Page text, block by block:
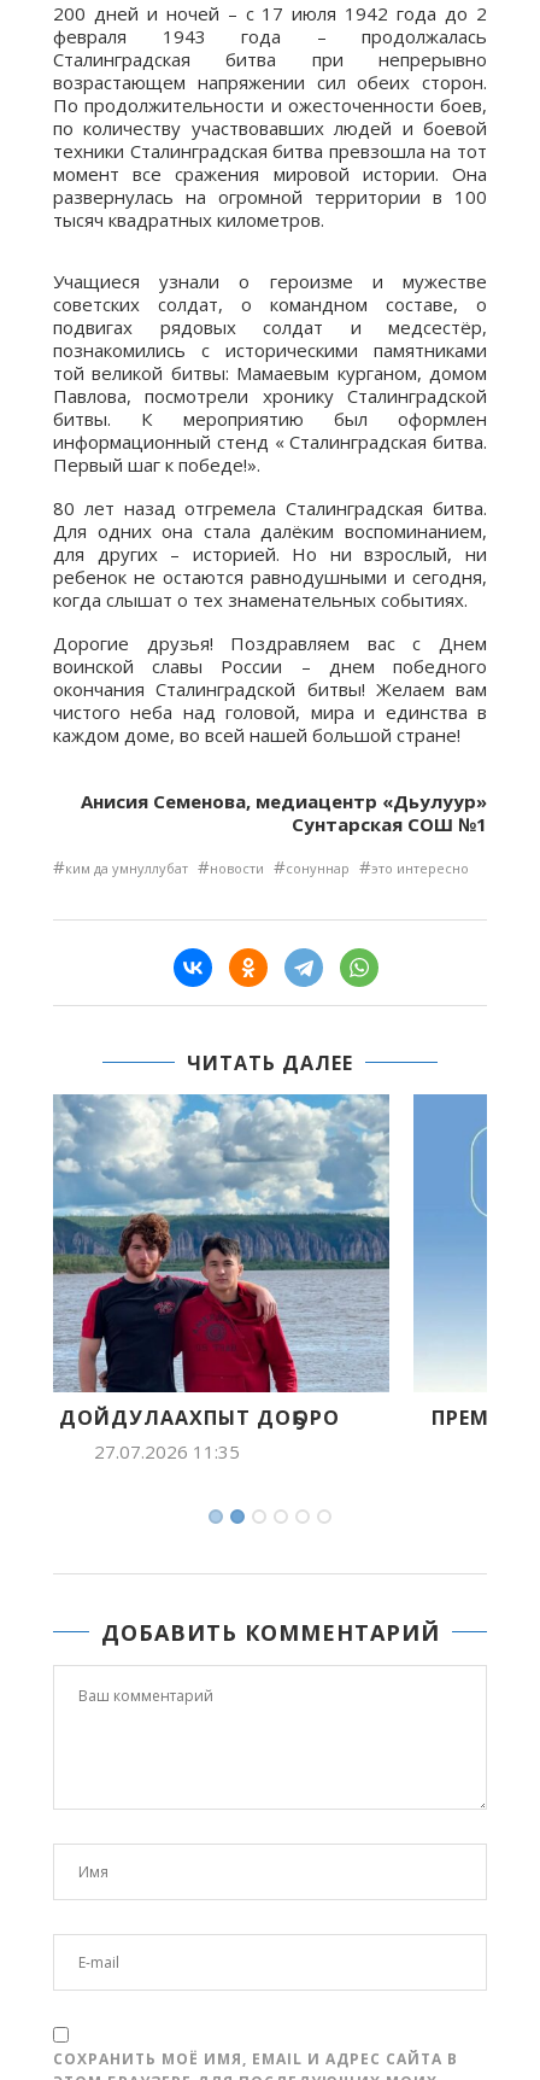
200 дней и ночей – с 17 июля 1942 года до 2
февраля 1943 года – продолжалась
Сталинградская битва при непрерывно
возрастающем напряжении сил обеих сторон.
По продолжительности и ожесточенности боев,
по количеству участвовавших людей и боевой
техники Сталинградская битва превзошла на тот
момент все сражения мировой истории. Она
развернулась на огромной территории в 100
тысяч квадратных километров.
Учащиеся узнали о героизме и мужестве
советских солдат, о командном составе, о
подвигах рядовых солдат и медсестёр,
познакомились с историческими памятниками
той великой битвы: Мамаевым курганом, домом
Павлова, посмотрели хронику Сталинградской
битвы. К мероприятию был оформлен
информационный стенд « Сталинградская битва.
Первый шаг к победе!».
80 лет назад отгремела Сталинградская битва.
Для одних она стала далёким воспоминанием,
для других – историей. Но ни взрослый, ни
ребенок не остаются равнодушными и сегодня,
когда слышат о тех знаменательных событиях.
Дорогие друзья! Поздравляем вас с Днем
воинской славы России – днем победного
окончания Сталинградской битвы! Желаем вам
чистого неба над головой, мира и единства в
каждом доме, во всей нашей большой стране!
Анисия Семенова, медиацентр «Дьулуур»
Сунтарская СОШ №1
#ким да умнуллубат #новости #сонуннар #это интересно
ЧИТАТЬ ДАЛЕЕ
ПРЕМЬЕРА ИГР НА БОЛЬШОМ ЭКРАНЕ:
ЯКУТЯН ПРИГЛАШАЮТ...
ДОБАВИТЬ КОММЕНТАРИЙ
СОХРАНИТЬ МОЁ ИМЯ, EMAIL И АДРЕС САЙТА В